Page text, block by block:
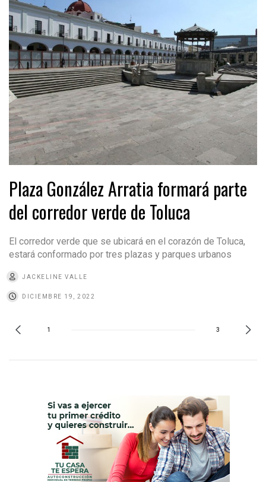
Plaza González Arratia formará parte
del corredor verde de Toluca
El corredor verde que se ubicará en el corazón de Toluca,
estará conformado por tres plazas y parques urbanos
JACKELINE VALLE
DICIEMBRE 19, 2022
1 3